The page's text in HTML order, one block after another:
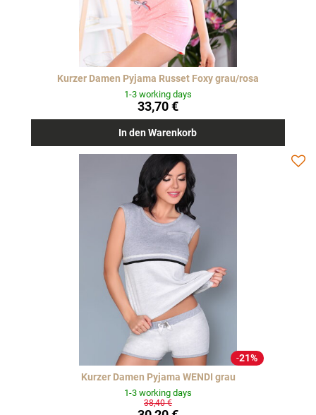
Kurzer Damen Pyjama Russet Foxy grau/rosa
1-3 working days
33,70 €
In den Warenkorb
21%
Kurzer Damen Pyjama WENDI grau
1-3 working days
38,40 €